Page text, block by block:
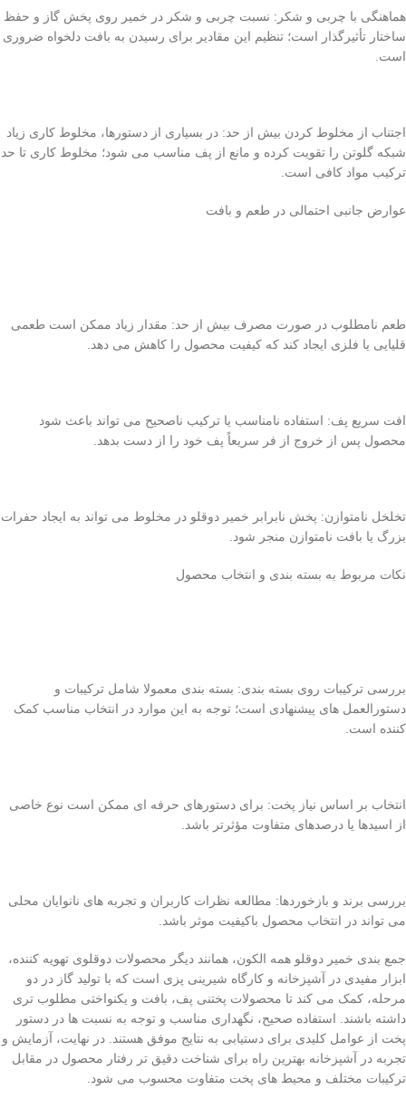
هماهنگی با چربی و شکر: نسبت چربی و شکر در خمیر روی پخش گاز و حفظ
ساختار تأثیرگذار است؛ تنظیم این مقادیر برای رسیدن به بافت دلخواه ضروری
است.
اجتناب از مخلوط کردن بیش از حد: در بسیاری از دستورها، مخلوط کاری زیاد
شبکه گلوتن را تقویت کرده و مانع از پف مناسب می شود؛ مخلوط کاری تا حد
ترکیب مواد کافی است.
عوارض جانبی احتمالی در طعم و بافت
طعم نامطلوب در صورت مصرف بیش از حد: مقدار زیاد ممکن است طعمی
قلیایی یا فلزی ایجاد کند که کیفیت محصول را کاهش می دهد.
افت سریع پف: استفاده نامناسب یا ترکیب ناصحیح می تواند باعث شود
محصول پس از خروج از فر سریعاً پف خود را از دست بدهد.
تخلخل نامتوازن: پخش نابرابر خمیر دوقلو در مخلوط می تواند به ایجاد حفرات
بزرگ یا بافت نامتوازن منجر شود.
نکات مربوط به بسته بندی و انتخاب محصول
بررسی ترکیبات روی بسته بندی: بسته بندی معمولا شامل ترکیبات و
دستورالعمل های پیشنهادی است؛ توجه به این موارد در انتخاب مناسب کمک
کننده است.
انتخاب بر اساس نیاز پخت: برای دستورهای حرفه ای ممکن است نوع خاصی
از اسیدها یا درصدهای متفاوت مؤثرتر باشد.
بررسی برند و بازخوردها: مطالعه نظرات کاربران و تجربه های نانوایان محلی
می تواند در انتخاب محصول باکیفیت موثر باشد.
جمع بندی خمیر دوقلو همه الکون، همانند دیگر محصولات دوقلوی تهویه کننده،
ابزار مفیدی در آشپزخانه و کارگاه شیرینی پزی است که با تولید گاز در دو
مرحله، کمک می کند تا محصولات پختنی پف، بافت و یکنواختی مطلوب تری
داشته باشند. استفاده صحیح، نگهداری مناسب و توجه به نسبت ها در دستور
پخت از عوامل کلیدی برای دستیابی به نتایج موفق هستند. در نهایت، آزمایش و
تجربه در آشپزخانه بهترین راه برای شناخت دقیق تر رفتار محصول در مقابل
ترکیبات مختلف و محیط های پخت متفاوت محسوب می شود.